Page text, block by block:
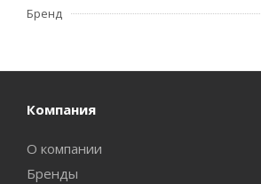
Бренд
Компания
О компании
Бренды